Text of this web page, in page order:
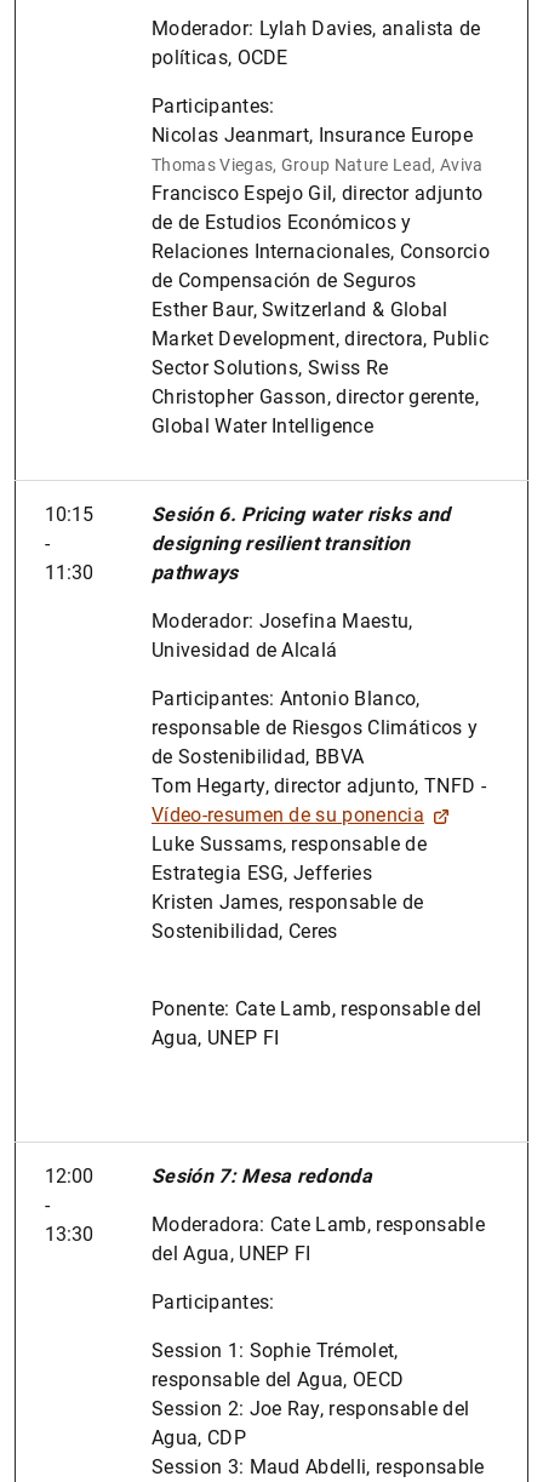
Moderador: Lylah Davies, analista de
políticas, OCDE
Participantes:
Nicolas Jeanmart, Insurance Europe
Thomas Viegas, Group Nature Lead, Aviva
Francisco Espejo Gil, director adjunto
de de Estudios Económicos y
Relaciones Internacionales, Consorcio
de Compensación de Seguros
Esther Baur, Switzerland & Global
Market Development, directora, Public
Sector Solutions, Swiss Re
Christopher Gasson, director gerente,
Global Water Intelligence
10:15
-
11:30
Sesión 6. Pricing water risks and
designing resilient transition
pathways
Moderador: Josefina Maestu,
Univesidad de Alcalá
Participantes: Antonio Blanco,
responsable de Riesgos Climáticos y
de Sostenibilidad, BBVA
Tom Hegarty, director adjunto, TNFD -
Vídeo-resumen de su ponencia
Luke Sussams, responsable de
Estrategia ESG, Jefferies
Kristen James, responsable de
Sostenibilidad, Ceres
Ponente: Cate Lamb, responsable del
Agua, UNEP FI
12:00
-
13:30
Sesión 7: Mesa redonda
Moderadora: Cate Lamb, responsable
del Agua, UNEP FI
Participantes:
Session 1: Sophie Trémolet,
responsable del Agua, OECD
Session 2: Joe Ray, responsable del
Agua, CDP
Session 3: Maud Abdelli, responsable